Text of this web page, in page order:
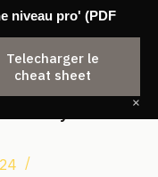
niveau pro' (PDF
Telecharger le
cheat sheet
×